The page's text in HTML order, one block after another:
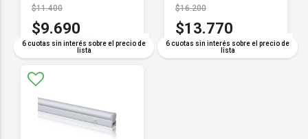
6 cuotas sin interés sobre el precio de
lista
$11.400
$9.690
COMPARAR
6 cuotas sin interés sobre el precio de
lista
$16.200
$13.770
COMPARAR